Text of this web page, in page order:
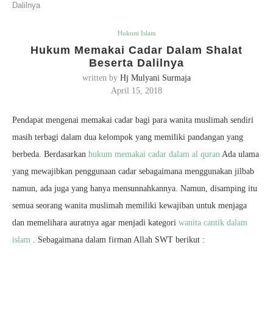
Dalilnya
Hukum Islam
Hukum Memakai Cadar Dalam Shalat
Beserta Dalilnya
written by Hj Mulyani Surmaja
April 15, 2018
Pendapat mengenai memakai cadar bagi para wanita muslimah sendiri
masih terbagi dalam dua kelompok yang memiliki pandangan yang
berbeda. Berdasarkan hukum memakai cadar dalam al quran Ada ulama
yang mewajibkan penggunaan cadar sebagaimana menggunakan jilbab
namun, ada juga yang hanya mensunnahkannya. Namun, disamping itu
semua seorang wanita muslimah memiliki kewajiban untuk menjaga
dan memelihara auratnya agar menjadi kategori wanita cantik dalam
islam . Sebagaimana dalam firman Allah SWT berikut :